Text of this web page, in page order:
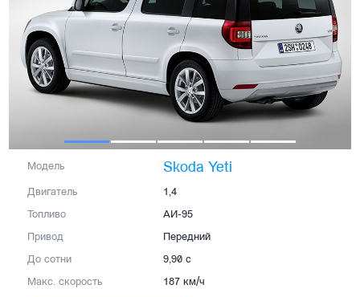
Модель Skoda Yeti
Двигатель 1,4
Топливо АИ-95
Привод Передний
До сотни 9,90 с
Макс. скорость 187 км/ч